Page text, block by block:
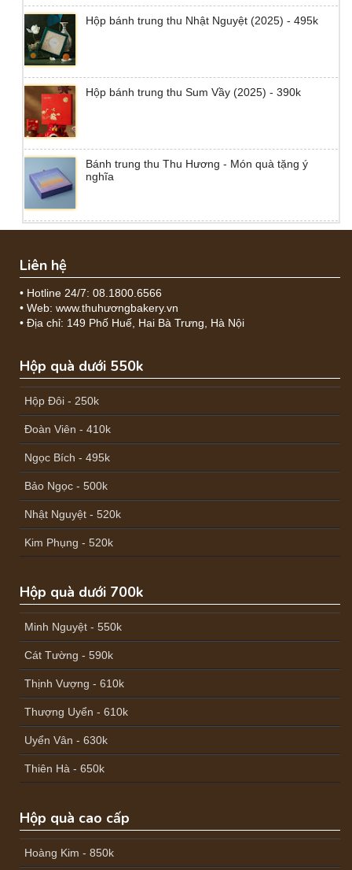
Hộp bánh trung thu Nhật Nguyệt (2025) - 495k
Hộp bánh trung thu Sum Vầy (2025) - 390k
Bánh trung thu Thu Hương - Món quà tặng ý
nghĩa
Liên hệ
• Hotline 24/7: 08.1800.6566
• Web: www.thuhươngbakery.vn
• Địa chỉ: 149 Phố Huế, Hai Bà Trưng, Hà Nội
Hộp quà dưới 550k
Hộp Đôi - 250k
Đoàn Viên - 410k
Ngọc Bích - 495k
Bảo Ngọc - 500k
Nhật Nguyệt - 520k
Kim Phụng - 520k
Hộp quà dưới 700k
Minh Nguyệt - 550k
Cát Tường - 590k
Thịnh Vượng - 610k
Thượng Uyển - 610k
Uyển Vân - 630k
Thiên Hà - 650k
Hộp quà cao cấp
Hoàng Kim - 850k